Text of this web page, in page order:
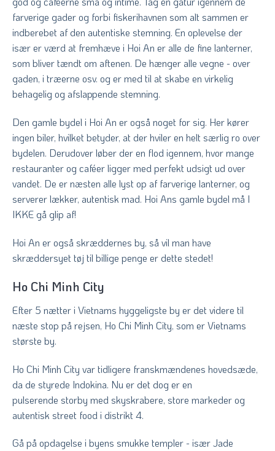
farverige gader og forbi fiskerihavnen som alt sammen er
indberebet af den autentiske stemning. En oplevelse der
især er værd at fremhæve i Hoi An er alle de fine lanterner,
som bliver tændt om aftenen. De hænger alle vegne - over
gaden, i træerne osv. og er med til at skabe en virkelig
behagelig og afslappende stemning.
Den gamle bydel i Hoi An er også noget for sig. Her kører
ingen biler, hvilket betyder, at der hviler en helt særlig ro over
bydelen. Derudover løber der en flod igennem, hvor mange
restauranter og caféer ligger med perfekt udsigt ud over
vandet. De er næsten alle lyst op af farverige lanterner, og
serverer lækker, autentisk mad. Hoi Ans gamle bydel må I
IKKE gå glip af!
Hoi An er også skræddernes by, så vil man have
skræddersyet tøj til billige penge er dette stedet!
Ho Chi Minh City
Efter 5 nætter i Vietnams hyggeligste by er det videre til
næste stop på rejsen, Ho Chi Minh City, som er Vietnams
største by.
Ho Chi Minh City var tidligere franskmændenes hovedsæde,
da de styrede Indokina. Nu er det dog er en
pulserende storby med skyskrabere, store markeder og
autentisk street food i distrikt 4.
Gå på opdagelse i byens smukke templer - isærJade